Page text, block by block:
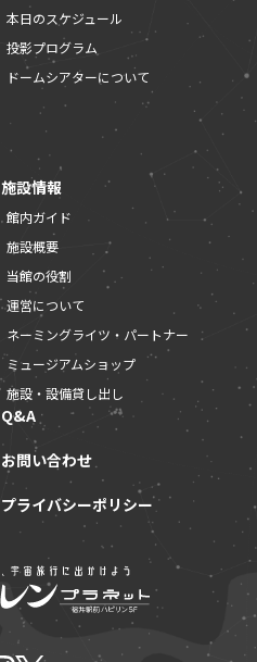
本日のスケジュール
投影プログラム
ドームシアターについて
施設情報
館内ガイド
施設概要
当館の役割
運営について
ネーミングライツ・パートナー
ミュージアムショップ
施設・設備貸し出し
Q&A
お問い合わせ
プライバシーポリシー